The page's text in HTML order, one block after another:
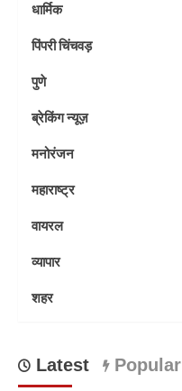
धार्मिक
पिंपरी चिंचवड़
पुणे
ब्रेकिंग न्यूज़
मनोरंजन
महाराष्ट्र
वायरल
व्यापार
शहर
Latest Popular